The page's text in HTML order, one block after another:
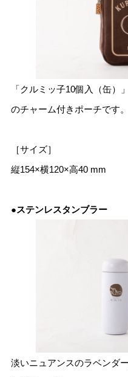
「クルミッ子10個入（缶）
のチャーム付きポーチです。
［サイズ］
縦154×横120×高40 mm
●ステンレスタンブラー
淡いニュアンスのラベンダ